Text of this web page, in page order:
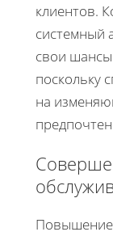
клиентов.
системный
свои шансы
поскольку
на
Повышение